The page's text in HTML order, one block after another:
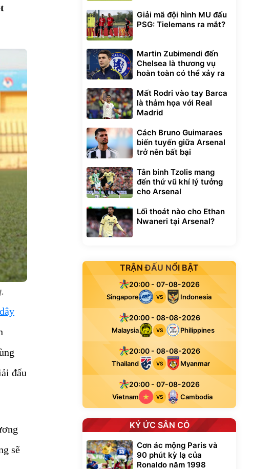
đấu
sẽ
Giải mã đội hình MU đấu
PSG: Tielemans ra mắt?
Martin Zubimendi đến
Chelsea là thương vụ
hoàn toàn có thể xảy ra
Mất Rodri vào tay Barca
là thảm họa với Real
Madrid
Cách Bruno Guimaraes
biến tuyến giữa Arsenal
trở nên bất bại
Tân binh Tzolis mang
đến thứ vũ khí lý tưởng
cho Arsenal
Lối thoát nào cho Ethan
Nwaneri tại Arsenal?
TRẬN ĐẤU NỔI BẬT
20:00 - 07-08-2026
Singapore VS Indonesia
20:00 - 08-08-2026
Malaysia VS Philippines
20:00 - 08-08-2026
Thailand VS Myanmar
20:00 - 07-08-2026
Vietnam VS Cambodia
KÝ ỨC SÂN CỎ
Cơn ác mộng Paris và
90 phút kỳ lạ của
Ronaldo năm 1998